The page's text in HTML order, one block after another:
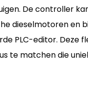
De controller
dieselmotoren en
PLC-editor. Deze
te matchen die